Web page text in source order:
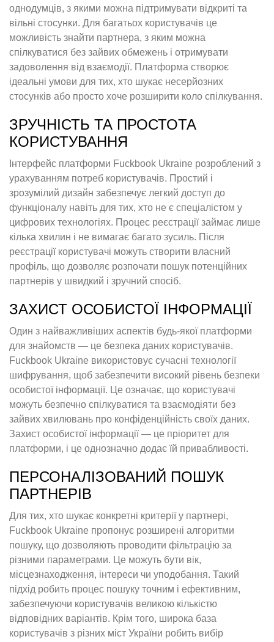
однодумців, з якими можна підтримувати відкриті та
вільні стосунки. Для багатьох користувачів це
можливість знайти партнера, з яким можна
спілкуватися без зайвих обмежень і отримувати
задоволення від взаємодії. Платформа створює
ідеальні умови для тих, хто шукає несерйозних
стосунків або просто хоче розширити коло спілкування.
ЗРУЧНІСТЬ ТА ПРОСТОТА
КОРИСТУВАННЯ
Інтерфейс платформи Fuckbook Ukraine розроблений з
урахуванням потреб користувачів. Простий і
зрозумілий дизайн забезпечує легкий доступ до
функціоналу навіть для тих, хто не є спеціалістом у
цифрових технологіях. Процес реєстрації займає лише
кілька хвилин і не вимагає багато зусиль. Після
реєстрації користувачі можуть створити власний
профіль, що дозволяє розпочати пошук потенційних
партнерів у швидкий і зручний спосіб.
ЗАХИСТ ОСОБИСТОЇ ІНФОРМАЦІЇ
Один з найважливіших аспектів будь-якої платформи
для знайомств — це безпека даних користувачів.
Fuckbook Ukraine використовує сучасні технології
шифрування, щоб забезпечити високий рівень безпеки
особистої інформації. Це означає, що користувачі
можуть безпечно спілкуватися та взаємодіяти без
зайвих хвилювань про конфіденційність своїх даних.
Захист особистої інформації — це пріоритет для
платформи, і це однозначно додає їй привабливості.
ПЕРСОНАЛІЗОВАНИЙ ПОШУК
ПАРТНЕРІВ
Для тих, хто шукає конкретні критерії у партнері,
Fuckbook Ukraine пропонує розширені алгоритми
пошуку, що дозволяють проводити фільтрацію за
різними параметрами. Це можуть бути вік,
місцезнаходження, інтереси чи уподобання. Такий
підхід робить процес пошуку точним і ефективним,
забезпечуючи користувачів великою кількістю
відповідних варіантів. Крім того, широка база
користувачів з різних міст України робить вибір